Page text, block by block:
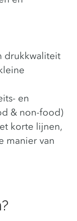
drukkwaliteit
en
& non-food)
korte lijnen,
manier van